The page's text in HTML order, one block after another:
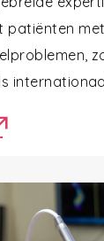
patiënten